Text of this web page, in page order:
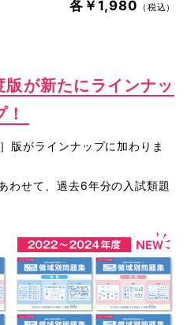
各￥1,980 （税込）
が新たにラインナッ
！
版がラインナップに加わりま
わせて、過去6年分の入試類題